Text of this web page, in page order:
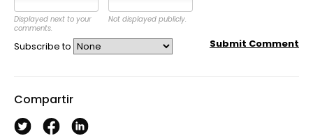
Displayed next to your
comments.
Not displayed publicly.
Submit Comment
Subscribe to
Compartir